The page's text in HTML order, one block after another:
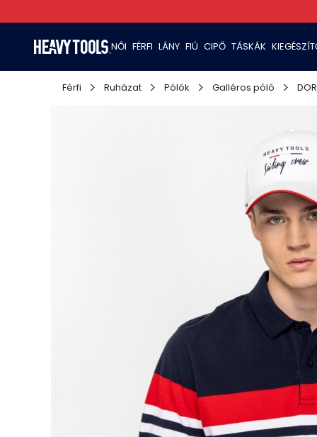
NŐI FÉRFI LÁNY FIÚ CIPŐ TÁSKÁK
Férfi Ruházat Pólók Galléros póló